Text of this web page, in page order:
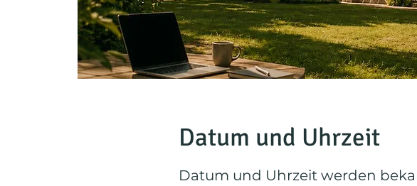
Datum und Uhrzeit
Datum und Uhrzeit werden